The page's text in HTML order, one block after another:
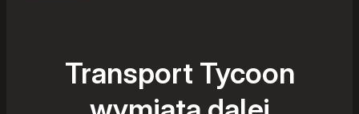
Transport Tycoon